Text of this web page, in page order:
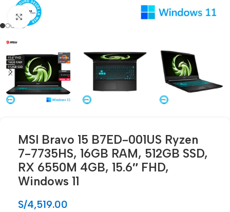
Click para agrandar
MSI Bravo 15 B7ED-001US Ryzen
7-7735HS, 16GB RAM, 512GB SSD,
RX 6550M 4GB, 15.6″ FHD,
Windows 11
S/4,519.00